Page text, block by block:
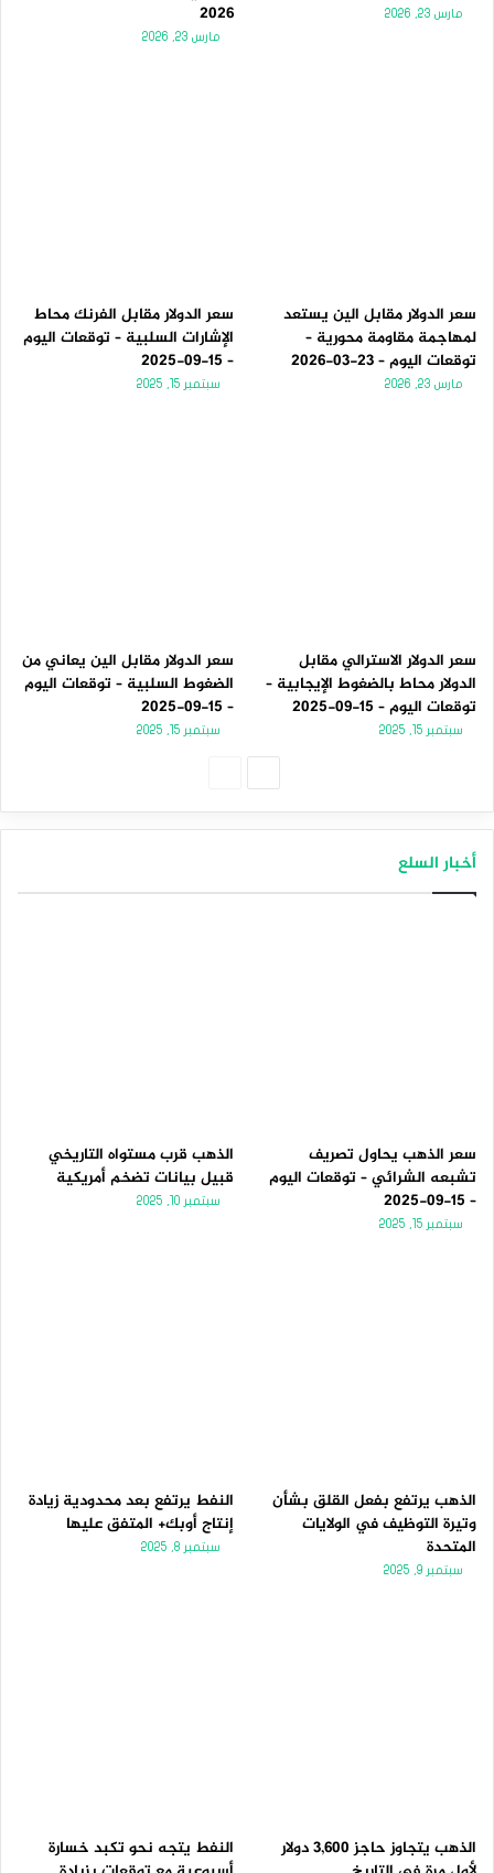
مارس 23, 2026
2026
مارس 23, 2026
سعر الدولار مقابل الين يستعد
لمهاجمة مقاومة محورية –
توقعات اليوم – 23-03-2026
مارس 23, 2026
سعر الدولار مقابل الفرنك محاط
الإشارات السلبية – توقعات اليوم
– 15-09-2025
سبتمبر 15, 2025
سعر الدولار الاسترالي مقابل
الدولار محاط بالضغوط الإيجابية –
توقعات اليوم – 15-09-2025
سبتمبر 15, 2025
سعر الدولار مقابل الين يعاني من
الضغوط السلبية – توقعات اليوم
– 15-09-2025
سبتمبر 15, 2025
أخبار السلع
سعر الذهب يحاول تصريف
تشبعه الشرائي – توقعات اليوم
– 15-09-2025
سبتمبر 15, 2025
الذهب قرب مستواه التاريخي
قبيل بيانات تضخم أمريكية
سبتمبر 10, 2025
الذهب يرتفع بفعل القلق بشأن
وتيرة التوظيف في الولايات
المتحدة
سبتمبر 9, 2025
النفط يرتفع بعد محدودية زيادة
إنتاج أوبك+ المتفق عليها
سبتمبر 8, 2025
الذهب يتجاوز حاجز 3,600 دولار
النفط يتجه نحو تكبد خسارة